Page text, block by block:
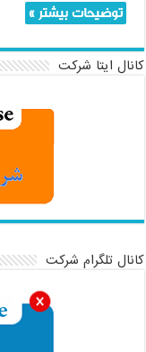
توضیحات بیشتر »
کانال ایتا شرکت
کانال تلگرام شرکت